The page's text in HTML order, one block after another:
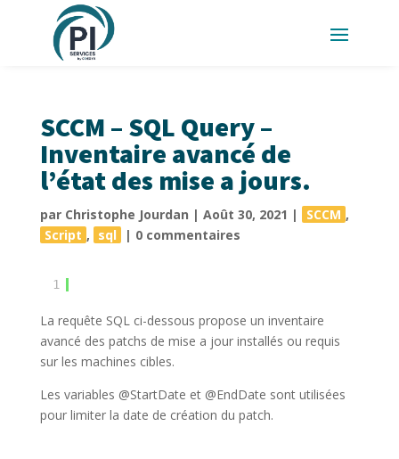
SCCM – SQL Query –
Inventaire avancé de
l’état des mise a jours.
par Christophe Jourdan | Août 30, 2021 | SCCM ,
Script , sql | 0 commentaires
1
La requête SQL ci-dessous propose un inventaire
avancé des patchs de mise a jour installés ou requis
sur les machines cibles.
Les variables @StartDate et @EndDate sont utilisées
pour limiter la date de création du patch.